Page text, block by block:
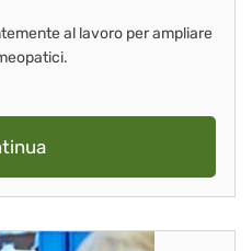
al lavoro per ampliare